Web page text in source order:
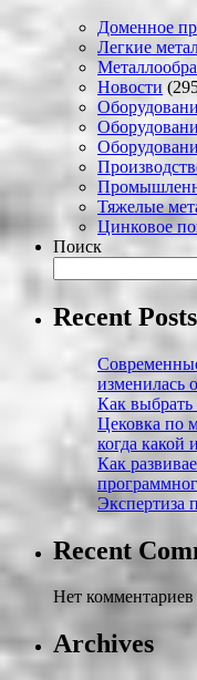
Доменное
Легкие
Новости
Тяжелые
Цинковое
Поиск
Recent Posts
изменилась
Как
Цековка по
когда какой
Как
Экспертиза
Recent
Нет комментариев
Archives